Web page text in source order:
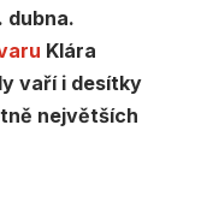
dubna.
Klára
vaří i desítky
největších